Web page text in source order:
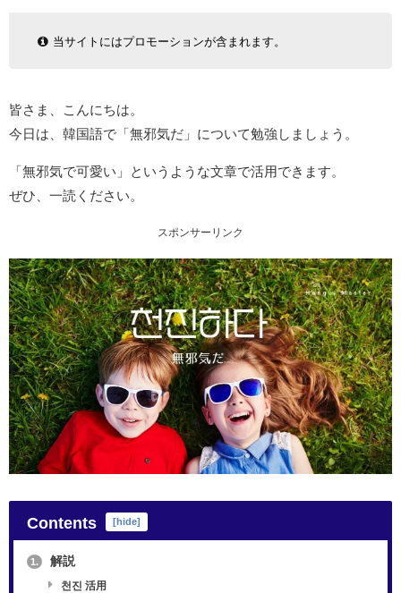
当サイトにはプロモーションが含まれます。
皆さま、こんにちは。
今日は、韓国語で「無邪気だ」について勉強しましょう。
「無邪気で可愛い」というような文章で活用できます。
ぜひ、一読ください。
スポンサーリンク
Contents [hide]
1. 解説
천진 活用